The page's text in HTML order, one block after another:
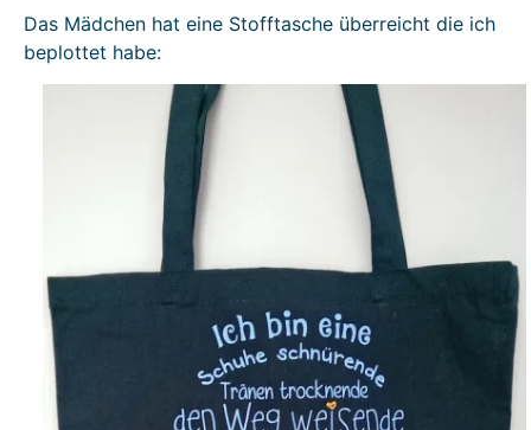
Das Mädchen hat eine Stofftasche überreicht die ich
beplottet habe: